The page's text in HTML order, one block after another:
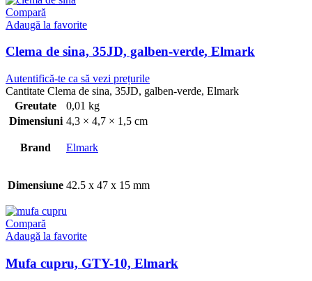
Compară
Adaugă la favorite
Clema de sina, 35JD, galben-verde, Elmark
Autentifică-te ca să vezi prețurile
Cantitate Clema de sina, 35JD, galben-verde, Elmark
Greutate
0,01 kg
Dimensiuni 4,3 × 4,7 × 1,5 cm
Brand Elmark
Dimensiune 42.5 x 47 x 15 mm
Compară
Adaugă la favorite
Mufa cupru, GTY-10, Elmark